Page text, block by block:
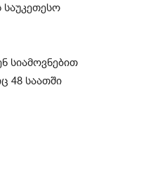
საუკეთესო
სიამოვნებით
48 საათში